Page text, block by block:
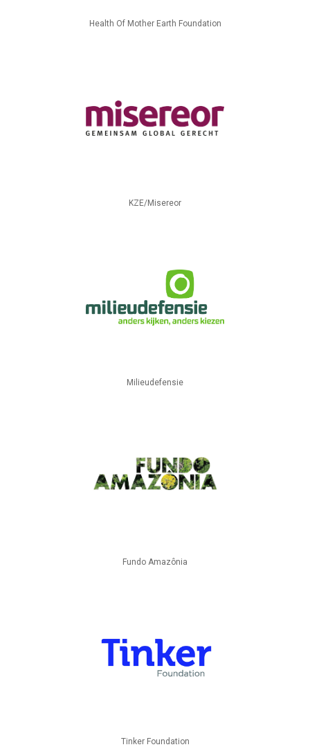
Health Of Mother Earth Foundation
KZE/Misereor
Milieudefensie
Fundo Amazônia
Tinker Foundation